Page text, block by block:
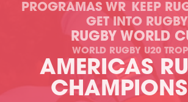
PROGRAMAS WR
KEEP
GET INTO RUGBY
RUGBY WORLD
WORLD RUGBY U20
AMERICAS